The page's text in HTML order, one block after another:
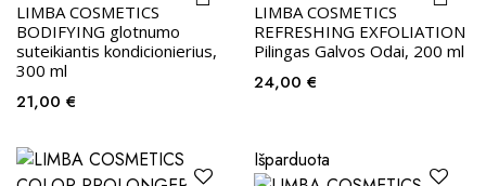
LIMBA COSMETICS
BODIFYING glotnumo
suteikiantis kondicionierius,
300 ml
21,00 €
LIMBA COSMETICS
REFRESHING EXFOLIATION
Pilingas Galvos Odai, 200 ml
24,00 €
Išparduota